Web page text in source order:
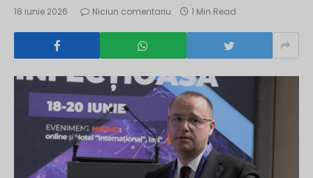
18 iunie 2026 Niciun comentariu 1 Min Read